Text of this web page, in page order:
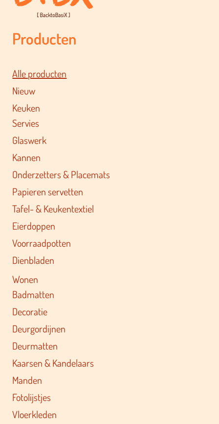
Producten
Alle producten
Nieuw
Keuken
Servies
Glaswerk
Kannen
Onderzetters & Placemats
Papieren servetten
Tafel- & Keukentextiel
Eierdoppen
Voorraadpotten
Dienbladen
Wonen
Badmatten
Decoratie
Deurgordijnen
Deurmatten
Kaarsen & Kandelaars
Manden
Fotolijstjes
Vloerkleden